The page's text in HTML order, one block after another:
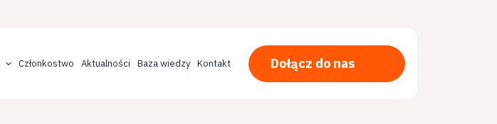
Członkostwo Aktualności Baza wiedzy Kontakt Dołącz do nas